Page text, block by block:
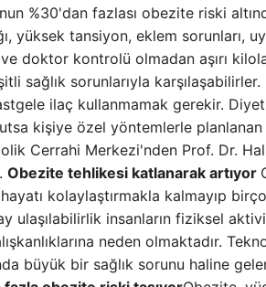
%30'dan fazlası obezite riski
yüksek tansiyon, eklem sorunları,
doktor kontrolü olmadan aşırı
sağlık sorunlarıyla
ilaç kullanmamak gerekir.
kişiye özel yöntemlerle
Cerrahi Merkezi'nden Prof. Dr.
Obezite tehlikesi katlanarak artıyor
kolaylaştırmakla kalmayıp
ulaşılabilirlik insanların fiziksel
neden olmaktadır.
büyük bir sağlık sorunu haline